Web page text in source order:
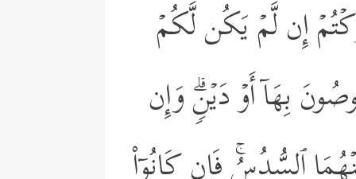
إِن لَّمۡ یَكُن لَّكُمۡ
بِهَاۤ أَوۡ دَیۡنࣲۗ وَإِن